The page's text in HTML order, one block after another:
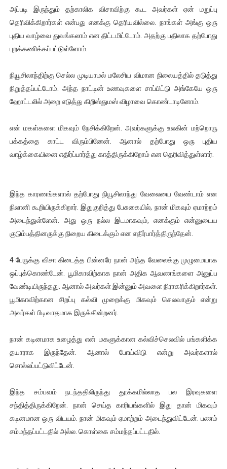
அப்படி இருந்தும் தற்காலிக விசாவிற்கு கூட அவர்கள் ஏன் மறுப்பு
தெரிவிக்கிறார்கள் என்பது எனக்கு தெரியவில்லை. நாங்கள் அங்கு ஒரு
புதிய வாழ்வை துவங்கலாம் என திட்டமிட்டோம். அதற்கு பதிலாக தற்போது
புறக்கணிக்கப்பட்டுள்ளோம்.
நியூசிலாந்திற்கு செல்ல முடியாமல் மலேசிய விமான நிலையத்தில் தடுத்து
நிறுத்தப்பட்டோம். அந்த நாட்டின் உணவுகளை சாப்பிட்டு அங்கேயே ஒரு
ஹோட்டலில் அறை எடுத்து கிறிஸ்துமஸ் விழாவை கொண்டாடினோம்.
என் மகள்களை மிகவும் நேசிக்கிறேன். அவர்களுக்கு உலகின் மற்றொரு
பக்கத்தை காட்ட விரும்பினேன். ஆனால் தற்போது ஒரு புதிய
வாழ்க்கையினை எதிர்ப்பார்த்து காத்திருக்கிறோம் என தெரிவித்துள்ளார்.
இந்த காரணங்களால் தற்போது நியூசிலாந்து வேலையை வேண்டாம் என
நிலானி கூறியிருக்கிறார். இதுகுறித்து பேசுகையில், நான் மிகவும் ஏமாற்றம்
அடைந்துள்ளேன். அது ஒரு நல்ல இடமாகவும், எனக்கும் என்னுடைய
குடும்பத்தினருக்கு நிறைய கிடைக்கும் என எதிர்பார்த்திருந்தேன்.
4 பேருக்கு விசா கிடைத்த பின்னரே நான் அந்த வேலைக்கு முழுமையாக
ஒப்புக்கொண்டேன். பூமிகாவிற்காக நான் அதிக ஆவணங்களை அனுப்ப
வேண்டியிருந்தது. ஆனால் அவர்கள் இன்னும் அவளை நிராகரிக்கிறார்கள்.
பூமிகாவிற்கான சிறப்பு கல்வி முறைக்கு மிகவும் செலவாகும் என்று
அவர்கள் பிடிவாதமாக இருக்கின்றனர்.
நான் கடினமாக உழைத்து என் மகளுக்கான கல்விச்செலவில் பங்களிக்க
தயாராக இருந்தேன். ஆனால் போய்விடு என்று அவர்களால்
சொல்லப்பட்டுவிட்டேன்.
இந்த சம்பவம் நடந்ததிலிருந்து தூக்கமில்லாத பல இரவுகளை
சந்தித்திருக்கிறேன். நான் செய்த காரியங்களில் இது தான் மிகவும்
கடினமான ஒரு விடயம். நான் மிகவும் ஏமாற்றம் அடைந்துவிட்டேன். பணம்
சம்மந்தப்பட்டதில் அல்ல. கொள்கை சம்மந்தப்பட்டதில்.